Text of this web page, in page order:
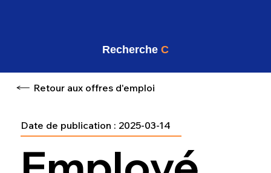
Retour aux offres d'emploi
2025-03-14
Date de publication :
Recherche C